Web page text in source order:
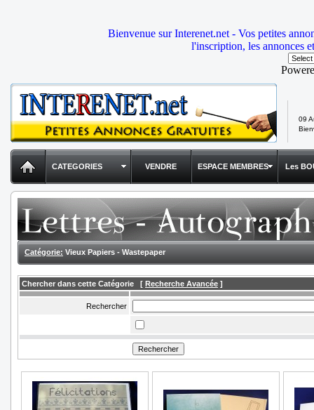
Bienvenue sur Interenet.net - Vos petites
l'inscription, les annonces
09
CATEGORIES VENDRE ESPACE MEMBRES Les
Catégorie: Vieux Papiers - Wastepaper
Chercher dans cette Catégorie [ Recherche Avancée ]
Rechercher